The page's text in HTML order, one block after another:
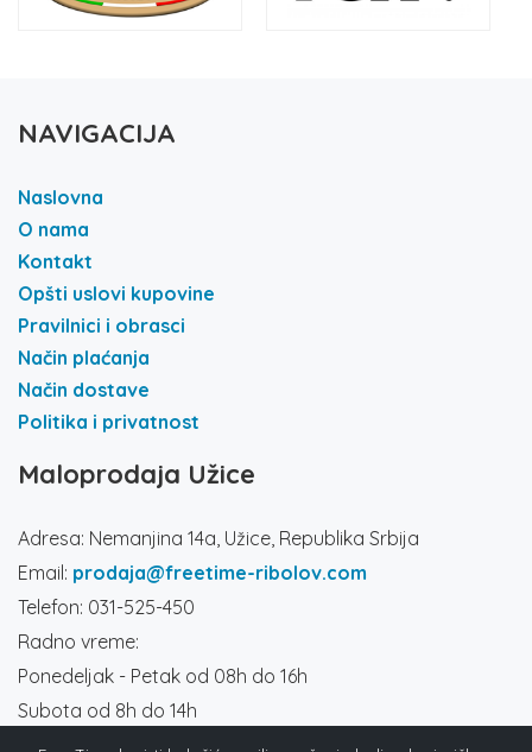
NAVIGACIJA
Naslovna
O nama
Kontakt
Opšti uslovi kupovine
Pravilnici i obrasci
Način plaćanja
Način dostave
Politika i privatnost
Maloprodaja Užice
Adresa: Nemanjina 14a, Užice, Republika Srbija
Email: prodaja@freetime-ribolov.com
Telefon: 031-525-450
Radno vreme:
Ponedeljak - Petak od 08h do 16h
Subota od 8h do 14h